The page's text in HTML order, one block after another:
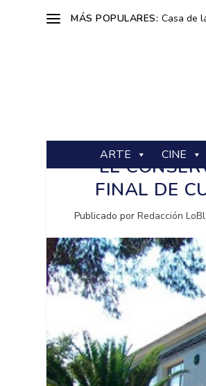
MÁS POPULARES: Casa de
ARTE CINE
EL
FINAL DE
Publicado porRedacción